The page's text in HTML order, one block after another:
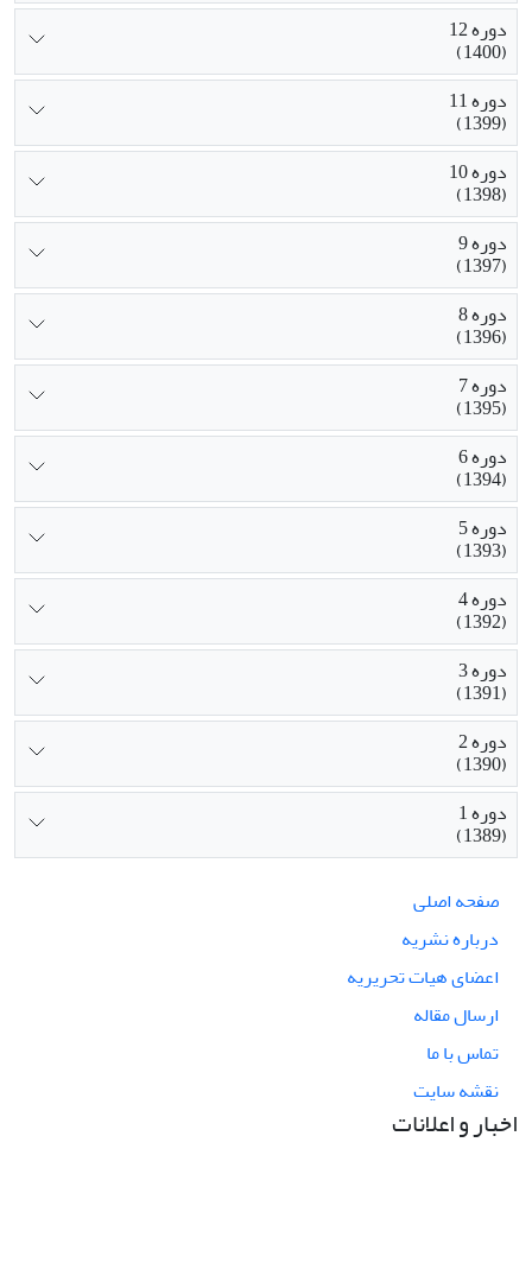
دوره 12
(1400)
دوره 11
(1399)
دوره 10
(1398)
دوره 9
(1397)
دوره 8
(1396)
دوره 7
(1395)
دوره 6
(1394)
دوره 5
(1393)
دوره 4
(1392)
دوره 3
(1391)
دوره 2
(1390)
دوره 1
(1389)
صفحه اصلی
درباره نشریه
اعضای هیات تحریریه
ارسال مقاله
تماس با ما
نقشه سایت
اخبار و اعلانات